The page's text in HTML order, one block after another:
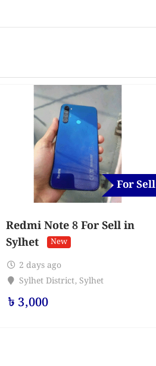
For Sell
Redmi Note 8 For Sell in
Sylhet
New
2 days ago
Sylhet District, Sylhet
৳ 3,000